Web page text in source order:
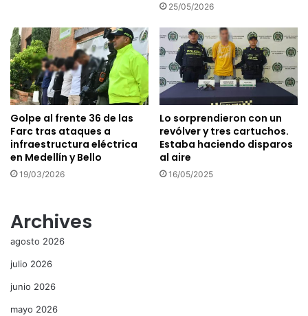
25/05/2026
Golpe al frente 36 de las
Farc tras ataques a
infraestructura eléctrica
en Medellín y Bello
19/03/2026
Lo sorprendieron con un
revólver y tres cartuchos.
Estaba haciendo disparos
al aire
16/05/2025
Archives
agosto 2026
julio 2026
junio 2026
mayo 2026